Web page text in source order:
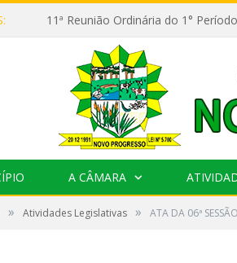
A CÂMARA
» Atividades Legislativas » ATA DA 06ª